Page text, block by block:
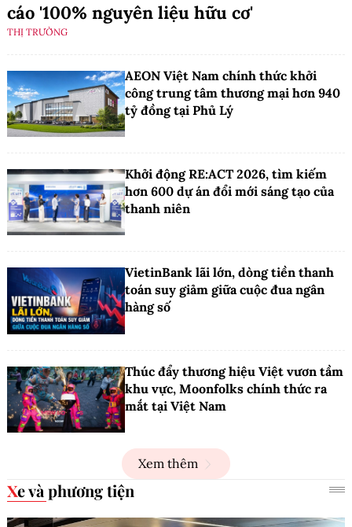
cáo '100% nguyên liệu hữu cơ'
THỊ TRƯỜNG
AEON Việt Nam chính thức khởi
công trung tâm thương mại hơn 940
tỷ đồng tại Phủ Lý
Khởi động RE:ACT 2026, tìm kiếm
hơn 600 dự án đổi mới sáng tạo của
thanh niên
VietinBank lãi lớn, dòng tiền thanh
toán suy giảm giữa cuộc đua ngân
hàng số
Thúc đẩy thương hiệu Việt vươn tầm
khu vực, Moonfolks chính thức ra
mắt tại Việt Nam
Xem thêm
Xe và phương tiện